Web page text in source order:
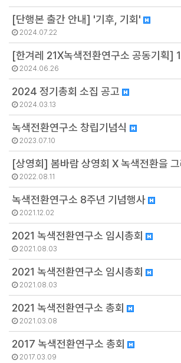
[단행본 출간 안내] '기후, 기회'
2024.07.22
[한겨레 21X녹색전환연구소 공동기획
2024.06.26
2024 정기총회 소집 공고
2024.03.13
녹색전환연구소 창립기념식
2023.07.10
[상영회] 봄바람 상영회 X 녹색전환을
2022.08.11
녹색전환연구소 8주년 기념행사
2021.12.02
2021 녹색전환연구소 임시총회
2021.08.03
2021 녹색전환연구소 임시총회
2021.08.03
2021 녹색전환연구소 총회
2021.03.08
2017 녹색전환연구소 총회
2017.03.09